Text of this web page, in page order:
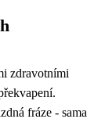
zdravotními
fráze - sama